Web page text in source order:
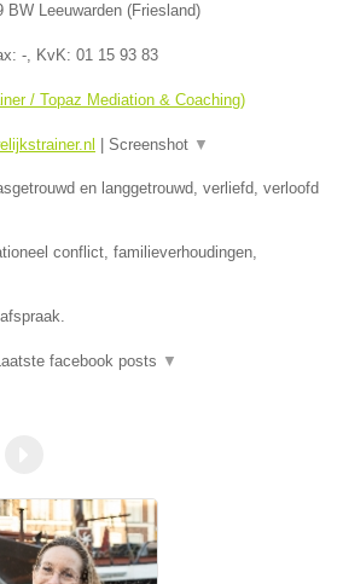
BW Leeuwarden (Friesland)
-, KvK: 01 15 93 83
/ Topaz Mediation & Coaching)
Screenshot ▼
en langgetrouwd, verliefd, verloofd
conflict, familieverhoudingen,
facebook posts ▼